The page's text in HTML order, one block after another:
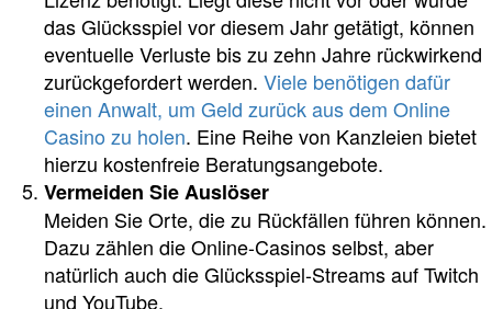
das Glücksspiel vor diesem Jahr getätigt, können
eventuelle Verluste bis zu zehn Jahre rückwirkend
zurückgefordert werden. Viele benötigen dafür
einen Anwalt, um Geld zurück aus dem Online
Casino zu holen. Eine Reihe von Kanzleien bietet
hierzu kostenfreie Beratungsangebote.
Vermeiden Sie Auslöser
Meiden Sie Orte, die zu Rückfällen führen können.
Dazu zählen die Online-Casinos selbst, aber
natürlich auch die Glücksspiel-Streams auf Twitch
und YouTube.